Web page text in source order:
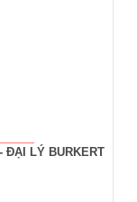
ĐẠI LÝ BURKERT